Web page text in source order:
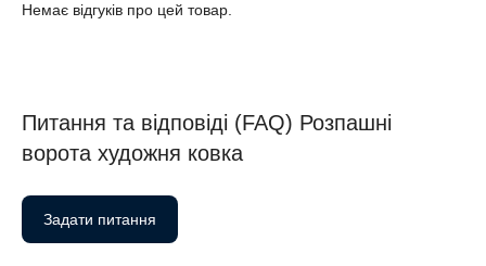
Немає відгуків про цей товар.
Питання та відповіді (FAQ) Розпашні
ворота художня ковка
Задати питання